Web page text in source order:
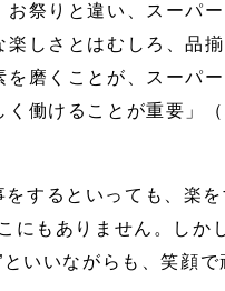
お祭りと違い、スーパ
楽しさとはむしろ、品
を磨くことが、スーパ
く働けることが重要」
をするといっても、楽
にもありません。し
といいながらも、笑顔